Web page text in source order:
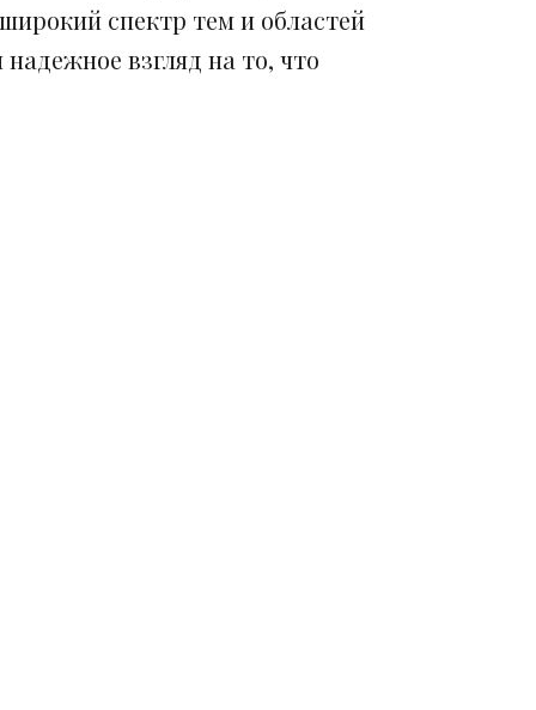
спектр тем и областей
взгляд на то, что